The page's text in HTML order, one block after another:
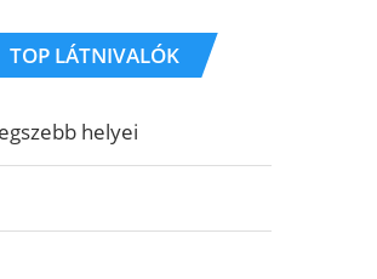
TOP LÁTNIVALÓK
helyei